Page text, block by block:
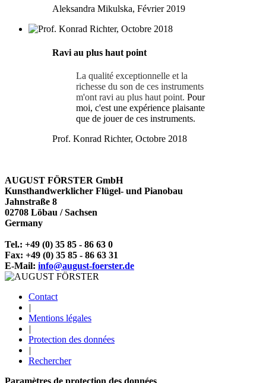
Aleksandra Mikulska, Février 2019
Ravi au plus haut point
La qualité exceptionnelle et la
richesse du son de ces instruments
m'ont ravi au plus haut point. Pour
moi, c'est une expérience plaisante
que de jouer de ces instruments.
Prof. Konrad Richter, Octobre 2018
AUGUST FÖRSTER GmbH
Kunsthandwerklicher Flügel- und Pianobau
Jahnstraße 8
02708 Löbau /­ Sachsen
Germany
Tel.: +49 (0) 35 85 - 86 63 0
Fax: +49 (0) 35 85 - 86 63 31
E-Mail: info@august-foerster.de
Contact
|
Mentions légales
|
Protection des données
|
Rechercher
Paramètres de protection des données